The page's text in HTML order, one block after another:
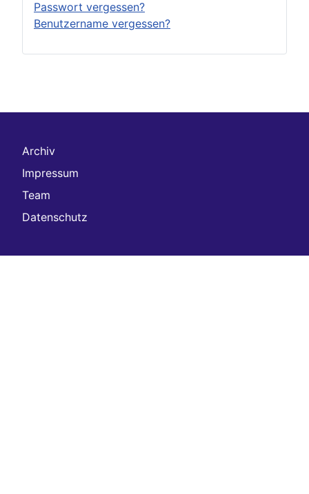
Passwort vergessen?
Benutzername vergessen?
Archiv
Impressum
Team
Datenschutz